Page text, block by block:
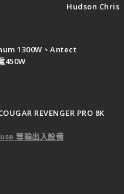
Hudson Chris
1300W、Antect
450W
REVENGER PRO 8K
等輸出入設備